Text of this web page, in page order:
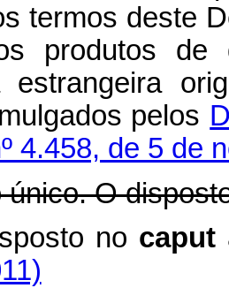
termos deste
produtos
estrangeira
pelos
4.458, de 5 de
único. O
no caput